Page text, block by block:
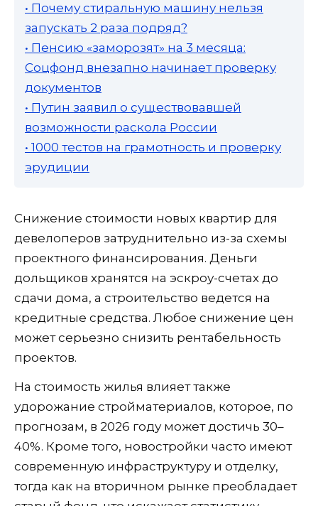
• Почему стиральную машину нельзя
запускать 2 раза подряд?
• Пенсию «заморозят» на 3 месяца:
Соцфонд внезапно начинает проверку
документов
• Путин заявил о существовавшей
возможности раскола России
• 1000 тестов на грамотность и проверку
эрудиции
Снижение стоимости новых квартир для
девелоперов затруднительно из-за схемы
проектного финансирования. Деньги
дольщиков хранятся на эскроу-счетах до
сдачи дома, а строительство ведется на
кредитные средства. Любое снижение цен
может серьезно снизить рентабельность
проектов.
На стоимость жилья влияет также
удорожание стройматериалов, которое, по
прогнозам, в 2026 году может достичь 30–
40%. Кроме того, новостройки часто имеют
современную инфраструктуру и отделку,
тогда как на вторичном рынке преобладает